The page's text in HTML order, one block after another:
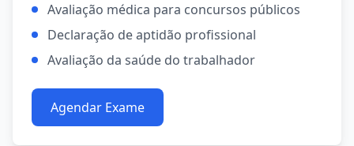
Avaliação médica para concursos públicos
Declaração de aptidão profissional
Avaliação da saúde do trabalhador
Agendar Exame